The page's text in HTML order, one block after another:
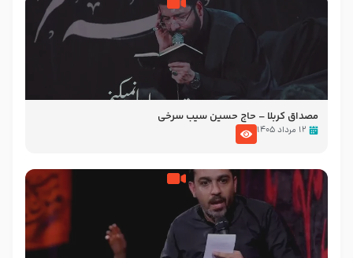
مصداق کربلا – حاج حسین سیب سرخی
۱۲ مرداد ۱۴۰۵